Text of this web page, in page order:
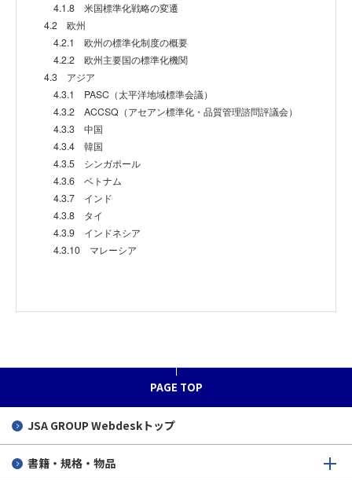
4.1.8 米国標準化戦略の変遷
4.2 欧州
4.2.1 欧州の標準化制度の概要
4.2.2 欧州主要国の標準化機関
4.3 アジア
4.3.1 PASC（太平洋地域標準会議）
4.3.2 ACCSQ（アセアン標準化・品質管理諮問評議会）
4.3.3 中国
4.3.4 韓国
4.3.5 シンガポール
4.3.6 ベトナム
4.3.7 インド
4.3.8 タイ
4.3.9 インドネシア
4.3.10 マレーシア
PAGE TOP
JSA GROUP Webdeskトップ
書籍・規格・物品